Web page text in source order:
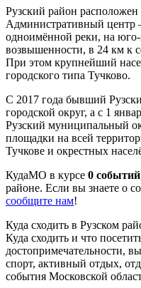
Рузский район расположен
Административный центр
одноимённой реки, на
возвышенности, в 24 км к
При этом крупнейший
городского типа Тучково.
С 2017 года бывший
городской округ, а с 1
Рузский муниципальный
площадки на всей
Тучкове и окрестных
КудаМО в курсе 0 событий
районе. Если вы знаете о
сообщите нам!
Куда сходить в Рузском
Куда сходить и что
достопримечательности,
спорт, активный отдых,
события Московской